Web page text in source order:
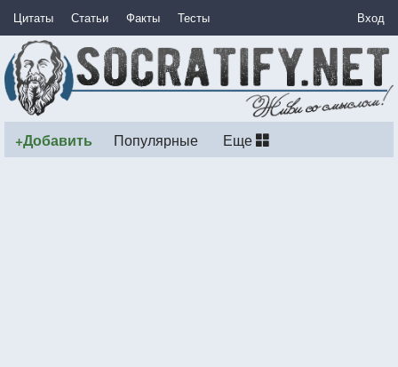
Цитаты Статьи Факты Тесты Вход
+Добавить Популярные Еще